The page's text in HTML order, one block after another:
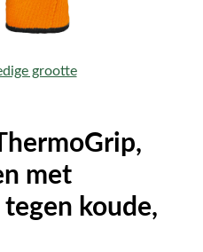
grootte
met
koude,